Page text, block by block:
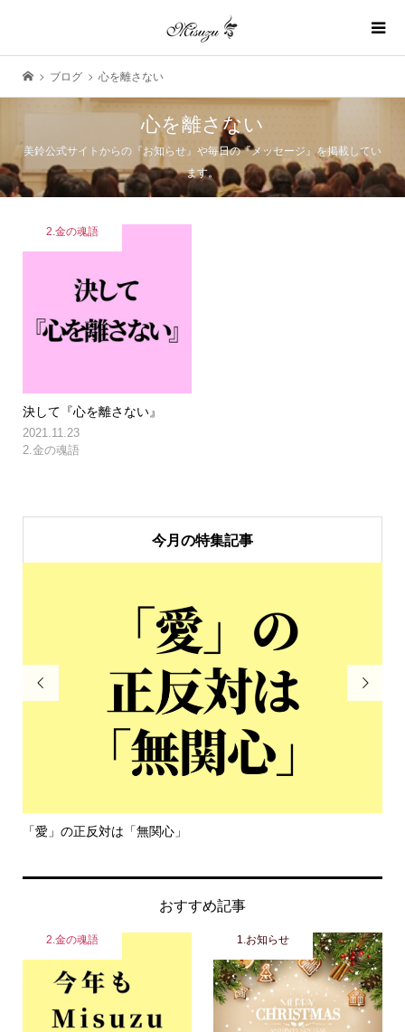
ブログ 心を離さない
心を離さない
美鈴公式サイトからの『お知らせ』や毎日の『メッセージ』を掲載してい
ます。
2.金の魂語
決して『心を離さない』
2021.11.23
2.金の魂語
今月の特集記事

令和８年熊本地震

おすすめ記事
2.金の魂語 1.お知らせ